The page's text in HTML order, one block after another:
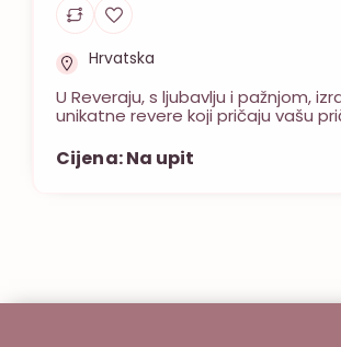
Hrvatska
U Reveraju, s ljubavlju i pažnjom,
unikatne revere koji pričaju vašu
stvorenog da savršeno odražava
osobnost i stil. Znamo da je svaki
Cijena: Na upit